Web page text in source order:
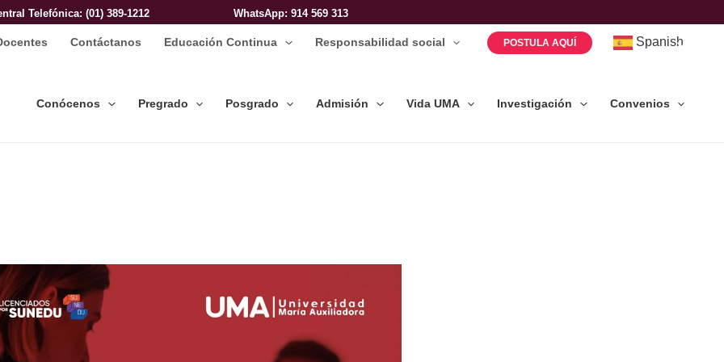
Telefónica: (01) 389-1212 WhatsApp: 914 569 313
Contáctanos Educación Continua Responsabilidad social POSTULA AQUÍ Spanish
Conócenos Pregrado Posgrado Admisión Vida UMA Investigación Convenios